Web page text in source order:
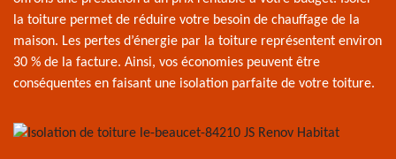
la toiture permet de réduire votre besoin de chauffage de la
maison. Les pertes d’énergie par la toiture représentent environ
30 % de la facture. Ainsi, vos économies peuvent être
conséquentes en faisant une isolation parfaite de votre toiture.